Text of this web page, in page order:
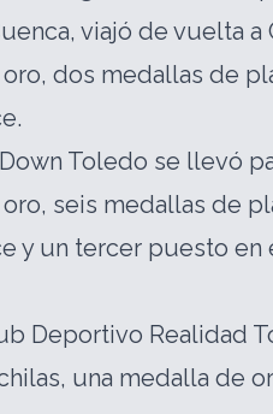
viajó de vuelta a
dos medallas de
Toledo se llevó
seis medallas de
y un tercer puesto en
Deportivo Realidad
una medalla de